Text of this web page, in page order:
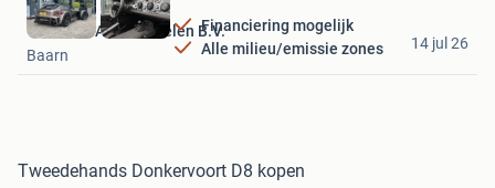
Financiering mogelijk
Alle milieu/emissie zones
Welmans Automobielen B.V.
Baarn
14 jul 26
Tweedehands Donkervoort D8 kopen